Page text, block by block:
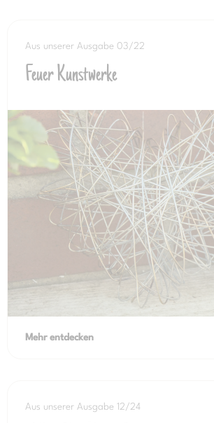
Aus unserer Ausgabe 03/22
Feuer Kunstwerke
Mehr entdecken
Aus unserer Ausgabe 12/24